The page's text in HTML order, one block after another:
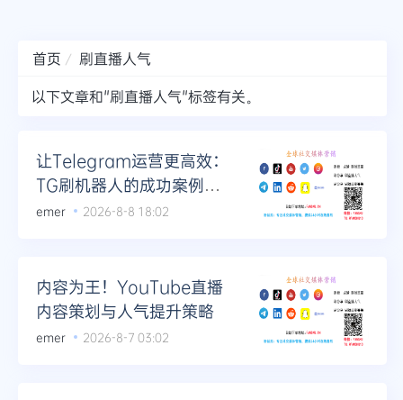
Telegram
更多
首页
刷直播人气
以下文章和"刷直播人气"标签有关。
让Telegram运营更高效：
TG刷机器人的成功案例分
析
emer 2026-8-8 18:02
内容为王！YouTube直播
内容策划与人气提升策略
emer 2026-8-7 03:02